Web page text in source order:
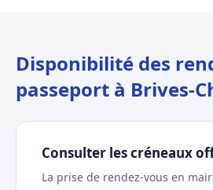
Disponibilité des
passeport à Brives-
Consulter les créneaux
La prise de rendez-vous en